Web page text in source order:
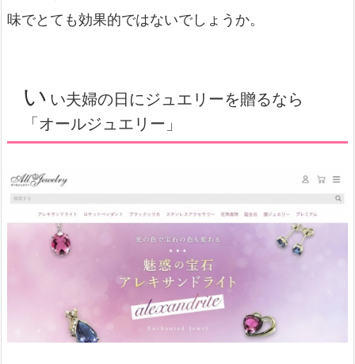
味でとても効果的ではないでしょうか。
い い夫婦の日にジュエリーを贈るなら
「オールジュエリー」